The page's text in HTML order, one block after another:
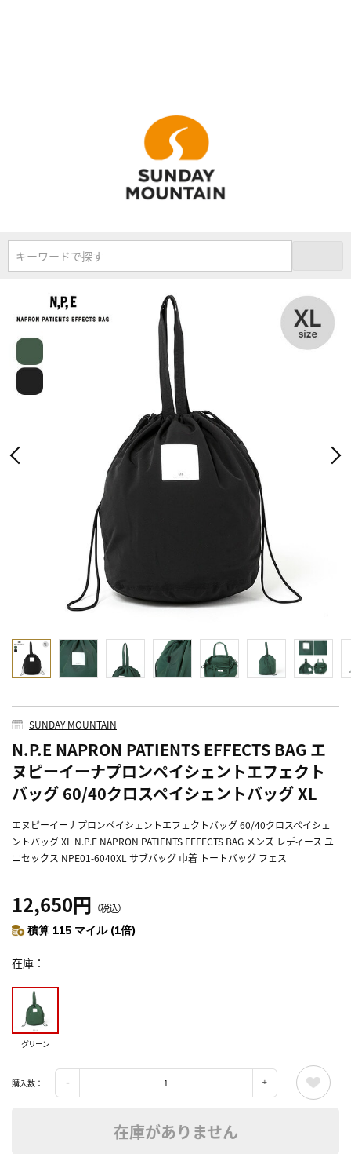
キーワードで探す
SUNDAY MOUNTAIN
N.P.E NAPRON PATIENTS EFFECTS BAG エ
ヌピーイーナプロンペイシェントエフェクト
バッグ 60/40クロスペイシェントバッグ XL
エヌピーイーナプロンペイシェントエフェクトバッグ 60/40クロスペイシェ
ントバッグ XL N.P.E NAPRON PATIENTS EFFECTS BAG メンズ レディース ユ
ニセックス NPE01-6040XL サブバッグ 巾着 トートバッグ フェス
12,650円 （税込）
積算 115 マイル (1倍)
在庫
グリーン
購入数：
在庫がありません